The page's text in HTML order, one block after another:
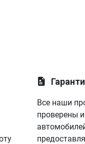
Все наши
проверены